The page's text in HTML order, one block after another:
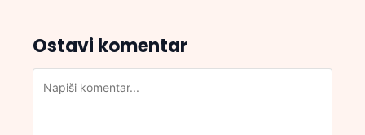
Ostavi komentar